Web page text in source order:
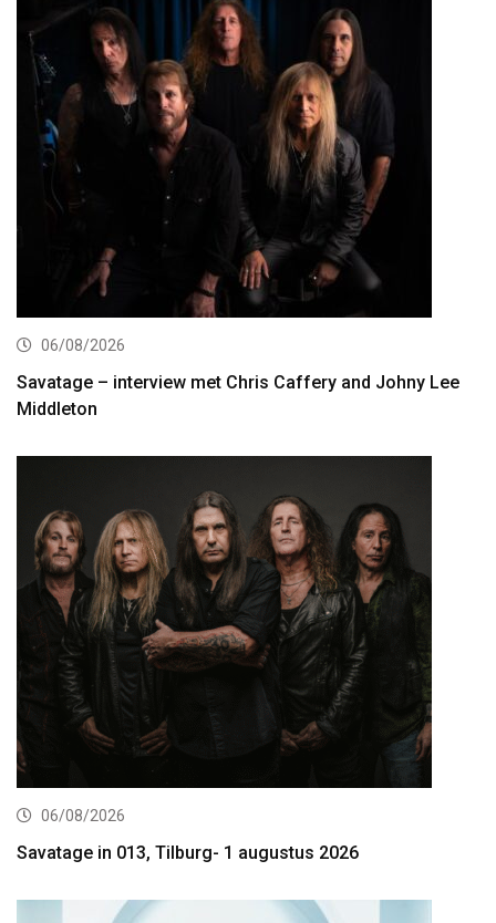
06/08/2026
Savatage – interview met Chris Caffery and Johny Lee
Middleton
06/08/2026
Savatage in 013, Tilburg- 1 augustus 2026